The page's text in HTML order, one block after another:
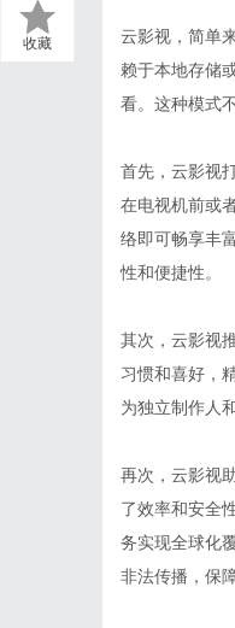
收藏
云影视，简单
赖于本地存储
看。这种模式
首先，云影视
在电视机前或
络即可畅享丰
性和便捷性。
其次，云影视
习惯和喜好，
为独立制作人
再次，云影视
了效率和安全
务实现全球化
非法传播，保